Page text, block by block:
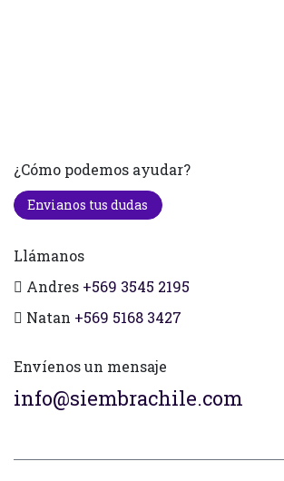
¿Cómo podemos ayudar?
Envianos tus dudas
Llámanos
Andres +569 3545 2195
Natan +569 5168 3427
Envíenos un mensaje
info@siembrachile.com